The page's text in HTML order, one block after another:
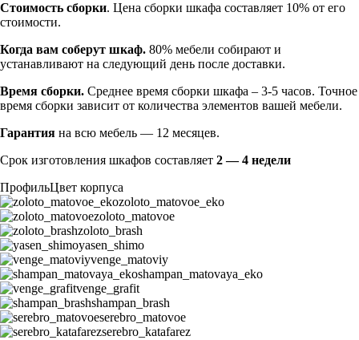
Стоимость сборки. Цена сборки шкафа составляет 10% от его
стоимости.
Когда вам соберут шкаф. 80% мебели собирают и
устанавливают на следующий день после доставки.
Время сборки. Среднее время сборки шкафа – 3-5 часов. Точное
время сборки зависит от количества элементов вашей мебели.
Гарантия на всю мебель — 12 месяцев.
Срок изготовления шкафов составляет 2 — 4 недели
ПрофильЦвет корпуса
zoloto_matovoe_eko
zoloto_matovoe
zoloto_brash
yasen_shimo
venge_matoviy
shampan_matovaya_eko
venge_grafit
shampan_brash
serebro_matovoe
serebro_katafarez